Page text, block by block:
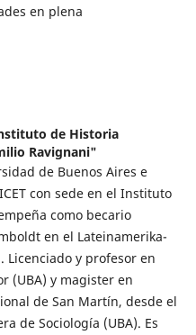
en plena
de Historia
Ravignani"
de Buenos Aires e
con sede en el Instituto
como becario
en el Lateinamerika-
y profesor en
(UBA) y magister en
de San Martín, desde el
de Sociología (UBA). Es